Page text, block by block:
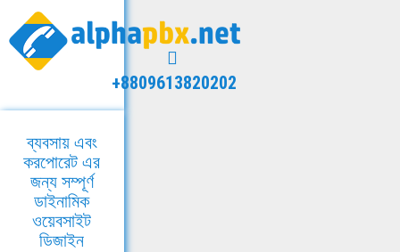
+8809613820202
ব্যবসায় এবং
করপোরেট এর
জন্য সম্পূর্ণ
ডাইনামিক
ওয়েবসাইট
ডিজাইন